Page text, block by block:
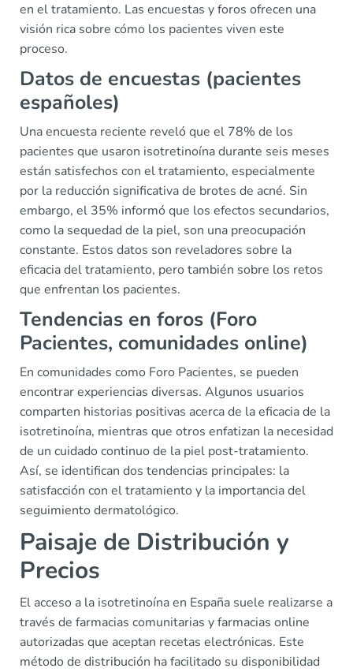
en el tratamiento. Las encuestas y foros ofrecen una
visión rica sobre cómo los pacientes viven este
proceso.
Datos de encuestas (pacientes
españoles)
Una encuesta reciente reveló que el 78% de los
pacientes que usaron isotretinoína durante seis meses
están satisfechos con el tratamiento, especialmente
por la reducción significativa de brotes de acné. Sin
embargo, el 35% informó que los efectos secundarios,
como la sequedad de la piel, son una preocupación
constante. Estos datos son reveladores sobre la
eficacia del tratamiento, pero también sobre los retos
que enfrentan los pacientes.
Tendencias en foros (Foro
Pacientes, comunidades online)
En comunidades como Foro Pacientes, se pueden
encontrar experiencias diversas. Algunos usuarios
comparten historias positivas acerca de la eficacia de la
isotretinoína, mientras que otros enfatizan la necesidad
de un cuidado continuo de la piel post-tratamiento.
Así, se identifican dos tendencias principales: la
satisfacción con el tratamiento y la importancia del
seguimiento dermatológico.
Paisaje de Distribución y
Precios
El acceso a la isotretinoína en España suele realizarse a
través de farmacias comunitarias y farmacias online
autorizadas que aceptan recetas electrónicas. Este
método de distribución ha facilitado su disponibilidad